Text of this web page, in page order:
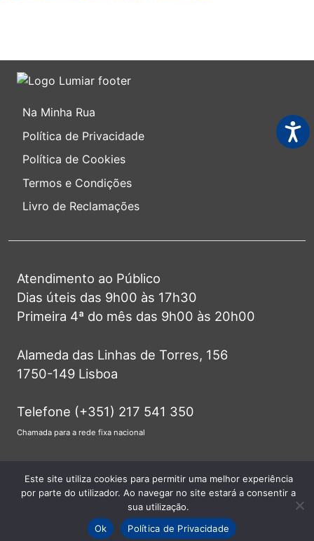
Na Minha Rua
Política de Privacidade
Política de Cookies
Termos e Condições
Livro de Reclamações
Atendimento ao Público
Dias úteis das 9h00 às 17h30
Primeira 4ª do mês das 9h00 às 20h00
Alameda das Linhas de Torres, 156
1750-149 Lisboa
Telefone (+351) 217 541 350
Chamada para a rede fixa nacional
© 2026 Junta de Freguesia do Lumiar -
Este site utiliza cookies para permitir uma melhor experiência
por parte do utilizador. Ao navegar no site estará a consentir a
sua utilização.
Ok
Política de Privacidade